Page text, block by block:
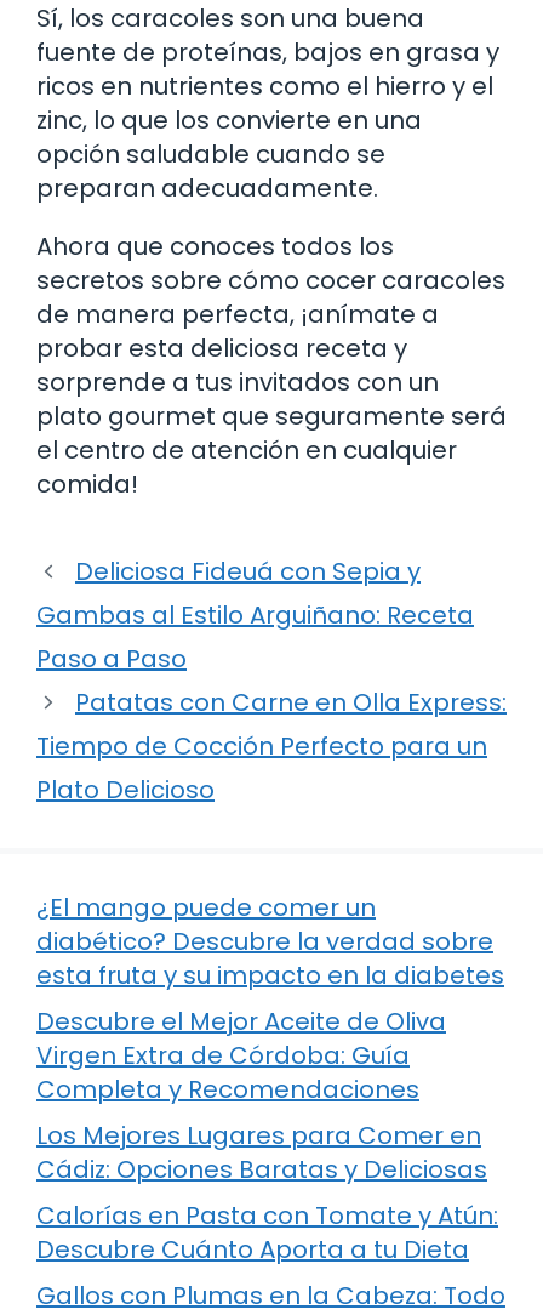
Sí, los caracoles son una buena
fuente de proteínas, bajos en grasa y
ricos en nutrientes como el hierro y el
zinc, lo que los convierte en una
opción saludable cuando se
preparan adecuadamente.
Ahora que conoces todos los
secretos sobre cómo cocer caracoles
de manera perfecta, ¡anímate a
probar esta deliciosa receta y
sorprende a tus invitados con un
plato gourmet que seguramente será
el centro de atención en cualquier
comida!
Deliciosa Fideuá con Sepia y
Gambas al Estilo Arguiñano: Receta
Paso a Paso
Patatas con Carne en Olla Express:
Tiempo de Cocción Perfecto para un
Plato Delicioso
¿El mango puede comer un
diabético? Descubre la verdad sobre
esta fruta y su impacto en la diabetes
Descubre el Mejor Aceite de Oliva
Virgen Extra de Córdoba: Guía
Completa y Recomendaciones
Los Mejores Lugares para Comer en
Cádiz: Opciones Baratas y Deliciosas
Calorías en Pasta con Tomate y Atún:
Descubre Cuánto Aporta a tu Dieta
Gallos con Plumas en la Cabeza: Todo